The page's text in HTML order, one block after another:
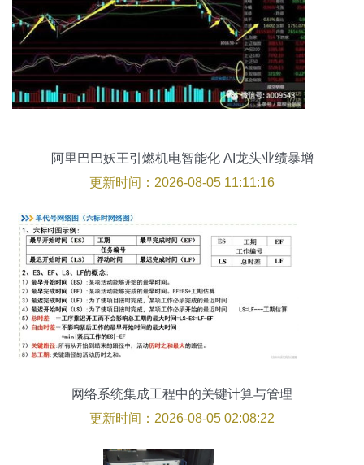
阿里巴巴妖王引燃机电智能化 AI龙头业绩暴增
7439%，目标价23元
更新时间：2026-08-05 11:11:16
网络系统集成工程中的关键计算与管理
更新时间：2026-08-05 02:08:22